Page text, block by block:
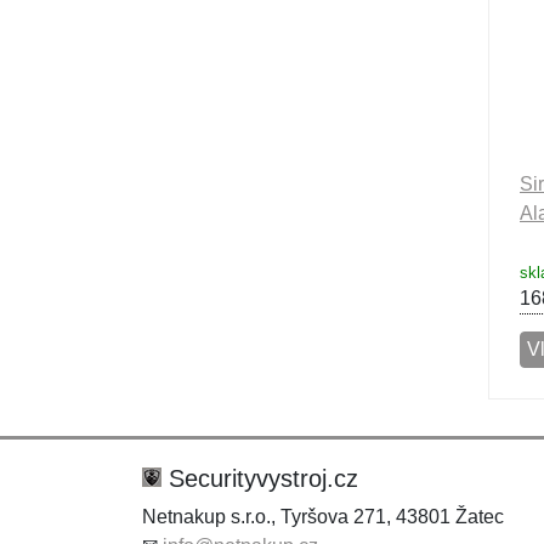
Securityvystroj.cz
Netnakup s.r.o., Tyršova 271, 43801 Žatec